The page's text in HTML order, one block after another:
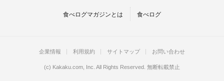
食べログマガジンとは 食べログ
企業情報 利用規約 サイトマップ お問い合わせ
(c) Kakaku.com, Inc. All Rights Reserved. 無断転載禁止